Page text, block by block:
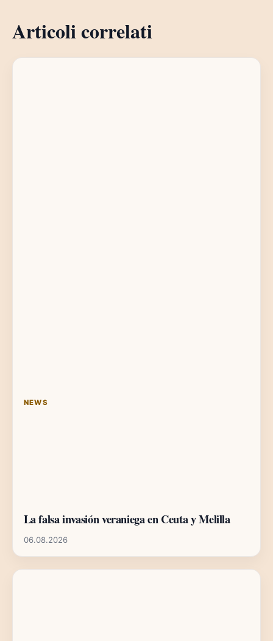
Articoli correlati
NEWS
La falsa invasión veraniega en Ceuta y Melilla
06.08.2026